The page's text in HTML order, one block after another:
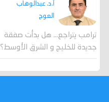
أ.د. عبدالوهاب
العوج
ترامب يتراجع... هل بدأت صفقة
جديدة للخليج و الشرق الأوسط؟